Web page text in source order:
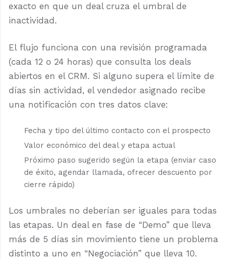
exacto en que un deal cruza el umbral de
inactividad.
El flujo funciona con una revisión programada
(cada 12 o 24 horas) que consulta los deals
abiertos en el CRM. Si alguno supera el límite de
días sin actividad, el vendedor asignado recibe
una notificación con tres datos clave:
Fecha y tipo del último contacto con el prospecto
Valor económico del deal y etapa actual
Próximo paso sugerido según la etapa (enviar caso
de éxito, agendar llamada, ofrecer descuento por
cierre rápido)
Los umbrales no deberían ser iguales para todas
las etapas. Un deal en fase de “Demo” que lleva
más de 5 días sin movimiento tiene un problema
distinto a uno en “Negociación” que lleva 10.